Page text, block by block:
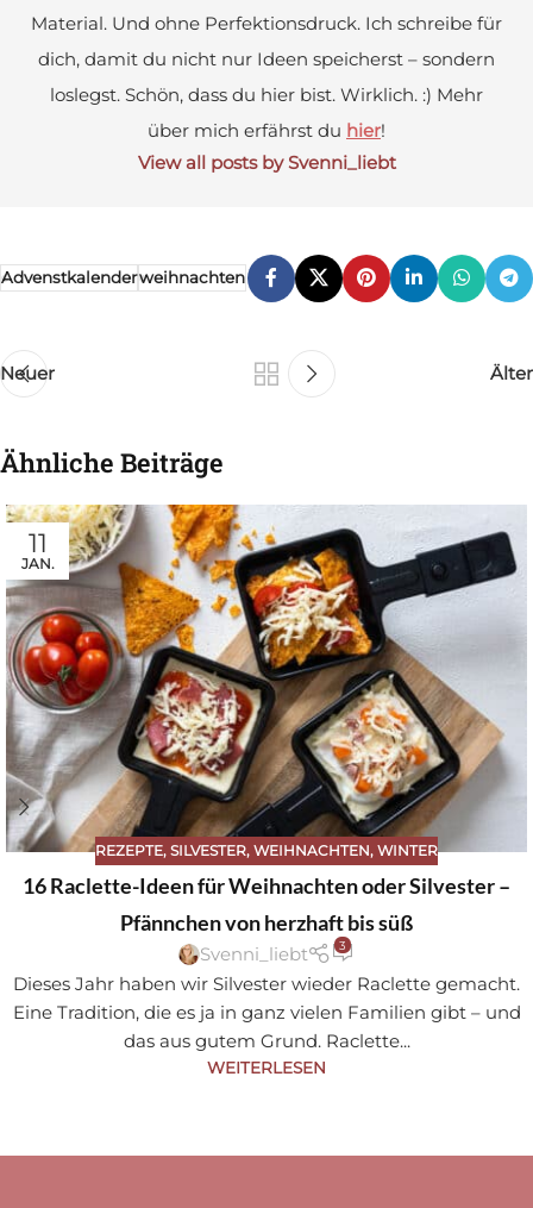
Material. Und ohne Perfektionsdruck. Ich schreibe für
dich, damit du nicht nur Ideen speicherst – sondern
loslegst. Schön, dass du hier bist. Wirklich. :) Mehr
über mich erfährst du hier!
View all posts by Svenni_liebt
Advenstkalenderweihnachten
Neuer Älter
Ähnliche Beiträge
11
JAN.
REZEPTE, SILVESTER, WEIHNACHTEN, WINTER
16 Raclette-Ideen für Weihnachten oder Silvester –
Pfännchen von herzhaft bis süß
Svenni_liebt 3
Dieses Jahr haben wir Silvester wieder Raclette gemacht.
Eine Tradition, die es ja in ganz vielen Familien gibt – und
das aus gutem Grund. Raclette...
WEITERLESEN